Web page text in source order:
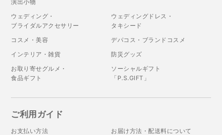
演出小物
ウェディング・
ブライダルアクセサリー
ウェディングドレス・
タキシード
コスメ・美容
デパコス・ブランドコスメ
インテリア・雑貨
防災グッズ
お取り寄せグルメ・
食品ギフト
ソーシャルギフト
「P.S.GIFT」
ご利用ガイド
お支払い方法
お届け方法・配送料について